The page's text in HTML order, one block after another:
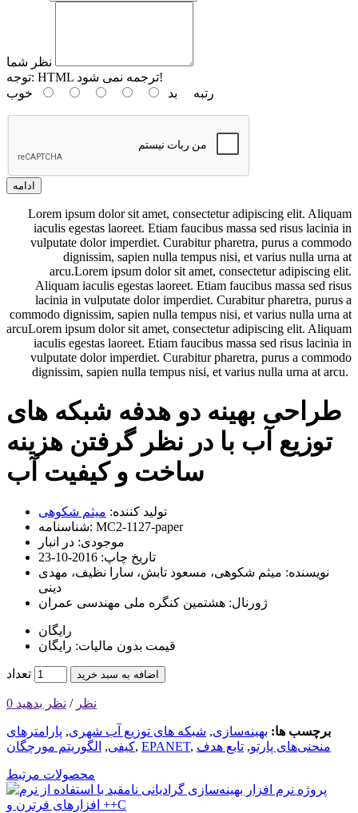
نظر شما
توجه:
HTML ترجمه نمی شود!
رتبه بد خوب
ادامه
Lorem ipsum dolor sit amet, consectetur adipiscing elit. Aliquam
iaculis egestas laoreet. Etiam faucibus massa sed risus lacinia in
vulputate dolor imperdiet. Curabitur pharetra, purus a commodo
dignissim, sapien nulla tempus nisi, et varius nulla urna at
arcu.Lorem ipsum dolor sit amet, consectetur adipiscing elit.
Aliquam iaculis egestas laoreet. Etiam faucibus massa sed risus
lacinia in vulputate dolor imperdiet. Curabitur pharetra, purus a
commodo dignissim, sapien nulla tempus nisi, et varius nulla urna at
arcuLorem ipsum dolor sit amet, consectetur adipiscing elit. Aliquam
iaculis egestas laoreet. Etiam faucibus massa sed risus lacinia in
vulputate dolor imperdiet. Curabitur pharetra, purus a commodo
dignissim, sapien nulla tempus nisi, et varius nulla urna at arcu.
طراحی بهینه دو هدفه شبکه های
توزیع آب با در نظر گرفتن هزینه
ساخت و کیفیت آب
تولید کننده: میثم شکوهی
شناسنامه: MC2-1127-paper
موجودی: در انبار
تاریخ چاپ: 2016-10-23
نویسنده: میثم شکوهی، مسعود تابش، سارا نظیف، مهدی
دینی
ژورنال: هشتمین کنگره ملی مهندسی عمران
رایگان
قیمت بدون مالیات: رایگان
تعداد اضافه به سبد خرید
0 نظر / نظر بدهید
برچسب ها: بهینه‌سازی, شبکه های توزیع آب شهری, پارامترهای
کیفی, الگوریتم مورچگان , EPANET, منحنی‌های پارتو, تابع هدف
محصولات مرتبط